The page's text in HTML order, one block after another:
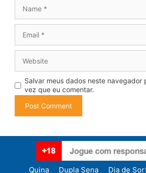
Salvar meus dados neste navegador
vez que eu comentar.
Quina Dupla Sena Dia de